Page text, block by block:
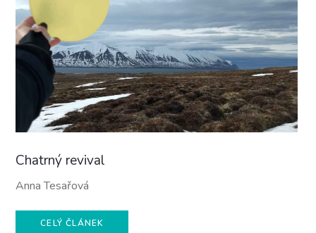
Chatrný revival
Anna Tesařová
CELÝ ČLÁNEK